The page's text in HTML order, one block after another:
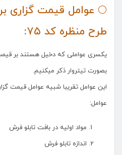
🌕 عوامل قیمت گزاری
طرح منظره کد ۷۵:
یکسری عواملی که دخیل هستند بر قیمت
بصورت تیتروار ذکر میکنیم.
این عوامل تقریبا شبیه عوامل قیمت
عوامل:
مواد اولیه در بافت تابلو فرش
اندازه تابلو فرش